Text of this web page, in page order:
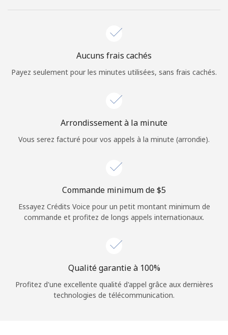
ou
Continue avec
Aucuns frais cachés
Payez seulement pour les minutes utilisées, sans frais cachés.
Arrondissement à la minute
Vous serez facturé pour vos appels à la minute (arrondie).
Commande minimum de ⁦$5⁩
Essayez Crédits Voice pour un petit montant minimum de
commande et profitez de longs appels internationaux.
Qualité garantie à 100%
Profitez d'une excellente qualité d'appel grâce aux dernières
technologies de télécommunication.